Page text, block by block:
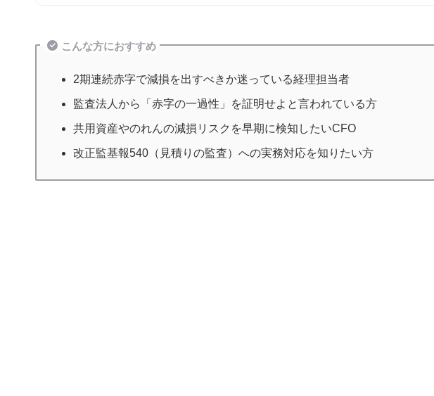
こんな方におすすめ
2期連続赤字で減損を出すべきか迷っている経理担当者
監査法人から「赤字の一過性」を証明せよと言われている方
共用資産やのれんの減損リスクを早期に検知したいCFO
改正監基報540（見積りの監査）への実務対応を知りたい方